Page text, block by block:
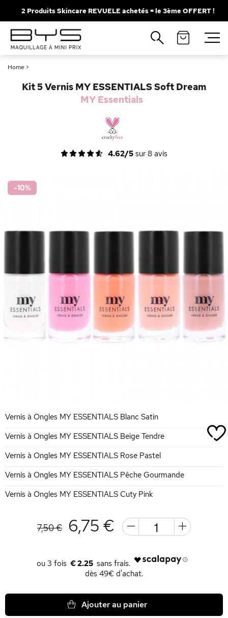
2 Produits Skincare REVUELE achetés = le 3ème OFFERT !
Home >
Kit 5 Vernis MY ESSENTIALS Soft Dream
MY Essentials
4.62/5 sur 8 avis
-10%
Vernis à Ongles MY ESSENTIALS Blanc Satin
Vernis à Ongles MY ESSENTIALS Beige Tendre
Vernis à Ongles MY ESSENTIALS Rose Pastel
Vernis à Ongles MY ESSENTIALS Pêche Gourmande
Vernis à Ongles MY ESSENTIALS Cuty Pink
7,50 € 6,75 €
€ 2.25
dès 49€ d'achat.
Ajouter au panier
Fermer
Recherches populaires